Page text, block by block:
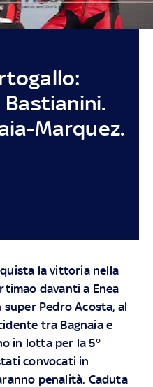
Marquez.
la vittoria nella
davanti a Enea
super Pedro Acosta, al
tra Bagnaia e
in lotta per la 5°
convocati in
penalità. Caduta